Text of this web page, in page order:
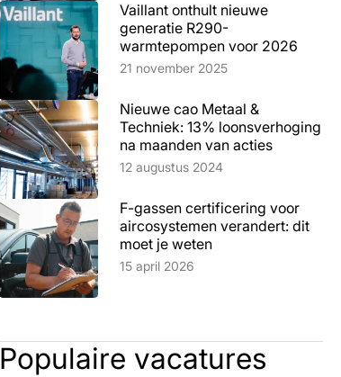
Vaillant onthult nieuwe
generatie R290-
warmtepompen voor 2026
Lees artikel
21 november 2025
Nieuwe cao Metaal &
Techniek: 13% loonsverhoging
na maanden van acties
Lees artikel
12 augustus 2024
F-gassen certificering voor
aircosystemen verandert: dit
moet je weten
Lees artikel
15 april 2026
Populaire vacatures